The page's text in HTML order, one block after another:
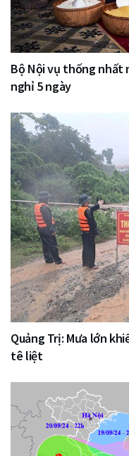
Bộ Nội vụ thống nhất
nghỉ 5 ngày
Quảng Trị: Mưa lớn
tê liệt